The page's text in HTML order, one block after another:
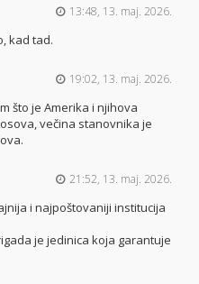
13:48, 13. maj. 2026.
kad tad.
19:02, 13. maj. 2026.
što je Amerika i njihova
večina stanovnika je
21:52, 13. maj. 2026.
i najpoštovaniji institucija
je jedinica koja garantuje